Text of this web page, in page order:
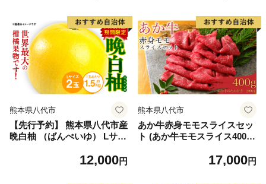
熊本県八代市
【先行予約】 熊本県八代市産
晩白柚 （ばんぺいゆ） Lサイ
もの フルーツ おやつ 特産 熊
12,000円
熊本県八代市
あか牛赤身モモスライスセッ
ト (あか牛モモスライス400
17,000円